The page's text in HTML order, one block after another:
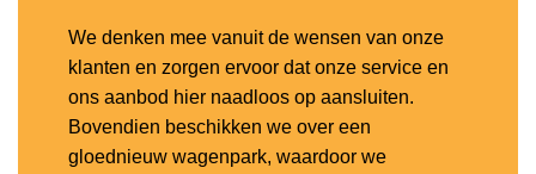
We denken mee vanuit de wensen van onze
klanten en zorgen ervoor dat onze service en
ons aanbod hier naadloos op aansluiten.
Bovendien beschikken we over een
gloednieuw wagenpark, waardoor we